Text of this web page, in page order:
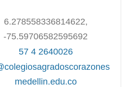
6.278558336814622,
-75.59706582595692
57 4 2640026
medellin.edu.co